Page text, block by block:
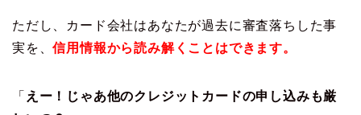
ただし、カード会社はあなたが過去に審査落ちした事
実を、信用情報から読み解くことはできます。
「 えー！じゃあ他のクレジットカードの申し込みも厳